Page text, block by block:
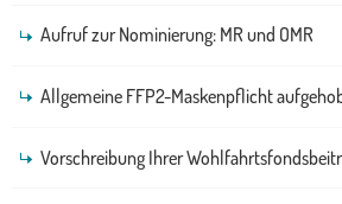
Aufruf zur Nominierung: MR und OMR
Allgemeine FFP2-Maskenpflicht
Vorschreibung Ihrer